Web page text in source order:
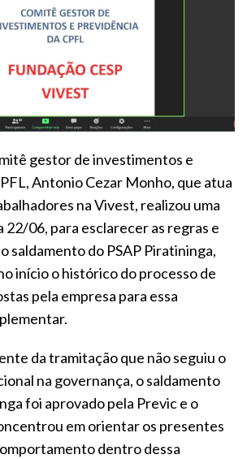
gestor de investimentos e
Antonio Cezar Monho, que atua
na Vivest, realizou uma
22/06, para esclarecer as regras e
saldamento do PSAP Piratininga,
início o histórico do processo de
pela empresa para essa
da tramitação que não seguiu o
na governança, o saldamento
foi aprovado pela Previc e o
em orientar os presentes
dentro dessa